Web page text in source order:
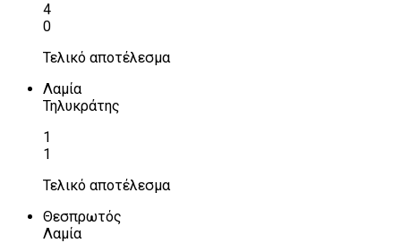
4
0
Τελικό αποτέλεσμα
Λαμία
Τηλυκράτης
1
1
Τελικό αποτέλεσμα
Θεσπρωτός
Λαμία